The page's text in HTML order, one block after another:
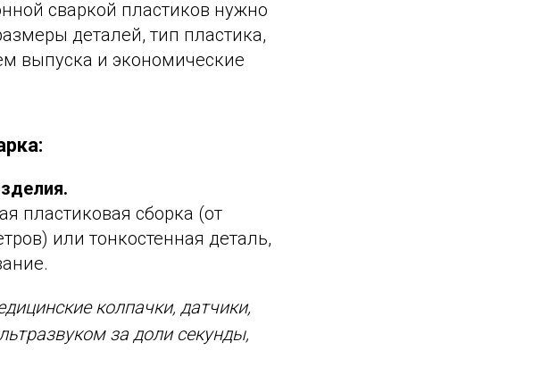
сваркой пластиков нужно
деталей, тип пластика,
выпуска и экономические
пластиковая сборка (от
или тонкостенная деталь,
колпачки, датчики,
за доли секунды,